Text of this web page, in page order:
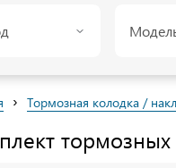
› Тормозная колодка /